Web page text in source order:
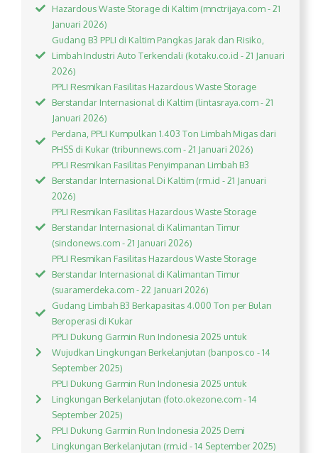
Hazardous Waste Storage di Kaltim (mnctrijaya.com - 21
Januari 2026)
Gudang B3 PPLI di Kaltim Pangkas Jarak dan Risiko,
Limbah Industri Auto Terkendali (kotaku.co.id - 21 Januari
2026)
PPLI Resmikan Fasilitas Hazardous Waste Storage
Berstandar Internasional di Kaltim (lintasraya.com - 21
Januari 2026)
Perdana, PPLI Kumpulkan 1.403 Ton Limbah Migas dari
PHSS di Kukar (tribunnews.com - 21 Januari 2026)
PPLI Resmikan Fasilitas Penyimpanan Limbah B3
Berstandar Internasional Di Kaltim (rm.id - 21 Januari
2026)
PPLI Resmikan Fasilitas Hazardous Waste Storage
Berstandar Internasional di Kalimantan Timur
(sindonews.com - 21 Januari 2026)
PPLI Resmikan Fasilitas Hazardous Waste Storage
Berstandar Internasional di Kalimantan Timur
(suaramerdeka.com - 22 Januari 2026)
Gudang Limbah B3 Berkapasitas 4.000 Ton per Bulan
Beroperasi di Kukar
PPLI Dukung Garmin Run Indonesia 2025 untuk
Wujudkan Lingkungan Berkelanjutan (banpos.co - 14
September 2025)
PPLI Dukung Garmin Run Indonesia 2025 untuk
Lingkungan Berkelanjutan (foto.okezone.com - 14
September 2025)
PPLI Dukung Garmin Run Indonesia 2025 Demi
Lingkungan Berkelanjutan (rm.id - 14 September 2025)